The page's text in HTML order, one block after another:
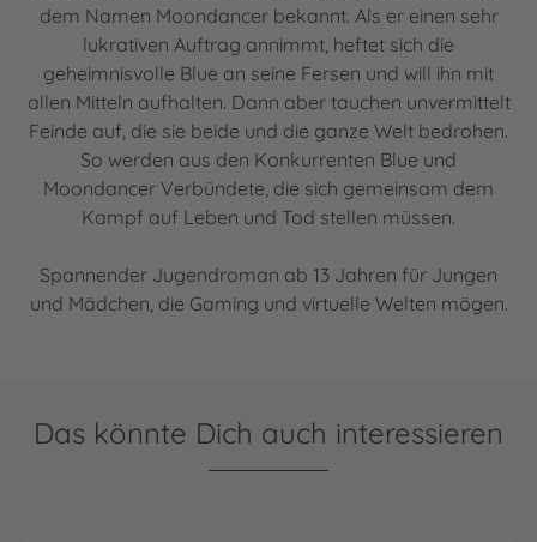
Mehr Informationen
Akzeptieren
powered by Usercentrics
Consent Management
Platform
dem Namen Moondancer bekannt. Als er einen sehr
lukrativen Auftrag annimmt, heftet sich die
geheimnisvolle Blue an seine Fersen und will ihn mit
allen Mitteln aufhalten. Dann aber tauchen unvermittelt
Feinde auf, die sie beide und die ganze Welt bedrohen.
So werden aus den Konkurrenten Blue und
Moondancer Verbündete, die sich gemeinsam dem
Kampf auf Leben und Tod stellen müssen.
Spannender Jugendroman ab 13 Jahren für Jungen
und Mädchen, die Gaming und virtuelle Welten mögen.
Das könnte Dich auch interessieren